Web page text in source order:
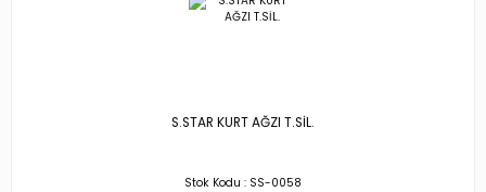
S.STAR KURT AĞZI T.SİL.
Stok Kodu : SS-0058